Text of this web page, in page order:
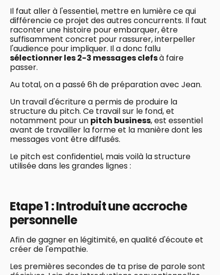
Il faut aller à l'essentiel, mettre en lumière ce qui
différencie ce projet des autres concurrents. Il faut
raconter une histoire pour embarquer, être
suffisamment concret pour rassurer, interpeller
l'audience pour impliquer. Il a donc fallu
sélectionner les 2-3 messages clefsà faire
passer.
Au total, on a passé 6h de préparation avec Jean.
Un travail d'écriture a permis de produire la
structure du pitch. Ce travail sur le fond, et
notamment pour un pitch business, est essentiel
avant de travailler la forme et la manière dont les
messages vont être diffusés.
Le pitch est confidentiel, mais voilà la structure
utilisée dans les grandes lignes :
Etape 1 : Introduit une accroche
personnelle
Afin de gagner en légitimité, en qualité d'écoute et
créer de l'empathie.
Les premières secondes de ta prise de parole sont